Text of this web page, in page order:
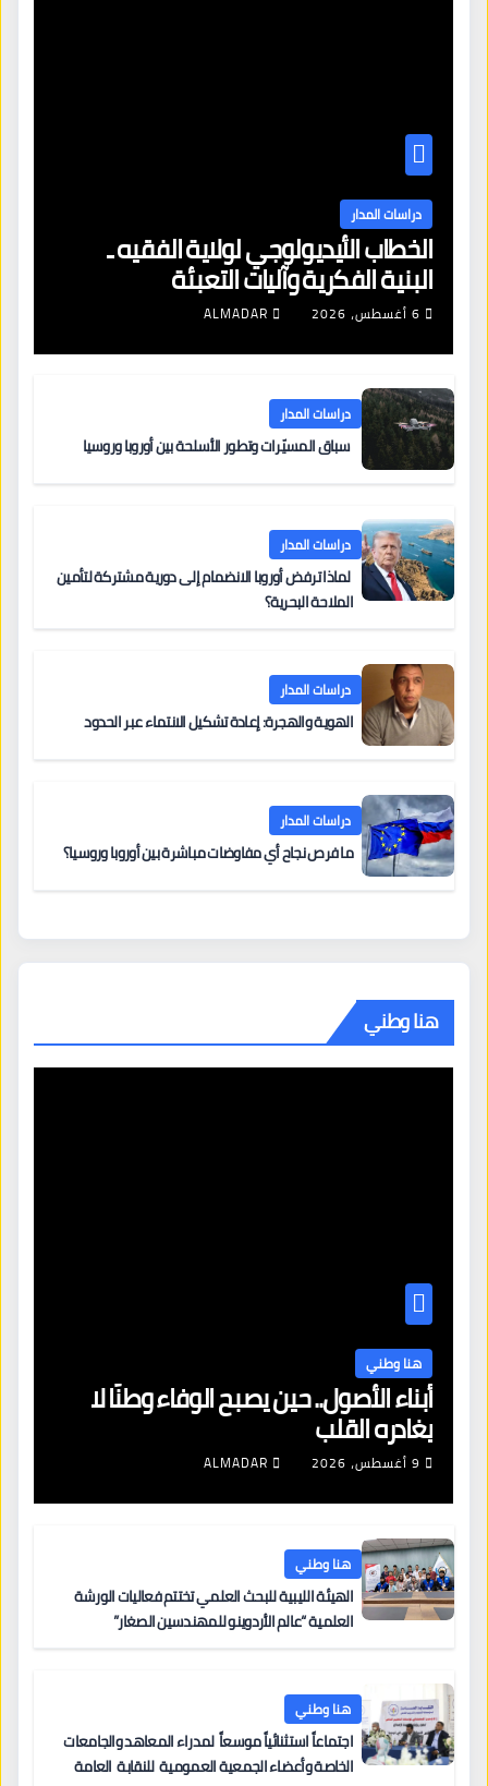
دراسات المدار
الخطاب الأيديولوجي لولاية الفقيه ـ
البنية الفكرية وآليات التعبئة
6 أغسطس، 2026 ALMADAR
دراسات المدار
سباق المسيّرات وتطور الأسلحة بين أوروبا وروسيا
دراسات المدار
لماذا ترفض أوروبا الانضمام إلى دورية مشتركة لتأمين
الملاحة البحرية؟
دراسات المدار
الهوية والهجرة: إعادة تشكيل الانتماء عبر الحدود
دراسات المدار
ما فرص نجاح أي مفاوضات مباشرة بين أوروبا وروسيا؟
هنا وطني
هنا وطني
أبناء الأصول.. حين يصبح الوفاء وطنًا لا
يغادره القلب
9 أغسطس، 2026 ALMADAR
هنا وطني
الهيئة الليبية للبحث العلمي تختتم فعاليات الورشة
العلمية “عالم الأردوينو للمهندسين الصغار”
هنا وطني
اجتماعاً استثنائياً موسعاً لمدراء المعاهد والجامعات
الخاصة وأعضاء الجمعية العمومية للنقابة العامة